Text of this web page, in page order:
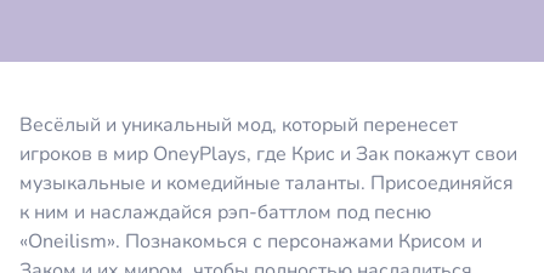
Весёлый и уникальный мод, который перенесет
игроков в мир OneyPlays, где Крис и Зак покажут свои
музыкальные и комедийные таланты. Присоединяйся
к ним и наслаждайся рэп-баттлом под песню
«Oneilism». Познакомься с персонажами Крисом и